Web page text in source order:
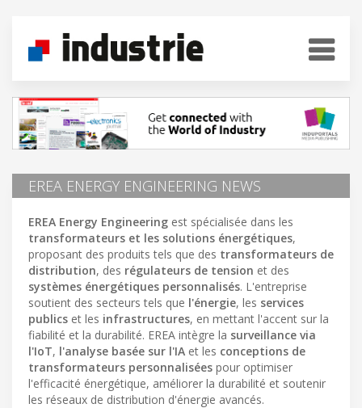
EREA ENERGY ENGINEERING NEWS
EREA Energy Engineering est spécialisée dans les
transformateurs et les solutions énergétiques,
proposant des produits tels que des transformateurs de
distribution, des régulateurs de tension et des
systèmes énergétiques personnalisés. L'entreprise
soutient des secteurs tels que l'énergie, les services
publics et les infrastructures, en mettant l'accent sur la
fiabilité et la durabilité. EREA intègre la surveillance via
l'IoT, l'analyse basée sur l'IA et les conceptions de
transformateurs personnalisées pour optimiser
l'efficacité énergétique, améliorer la durabilité et soutenir
les réseaux de distribution d'énergie avancés.